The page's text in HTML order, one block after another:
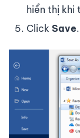
hiển thị khi
Click Save.